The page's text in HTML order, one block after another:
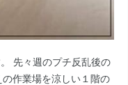
先々週のプチ反乱後の
作業場を涼しい１階の